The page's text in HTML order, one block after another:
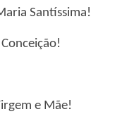
Santíssima!
e Mãe!